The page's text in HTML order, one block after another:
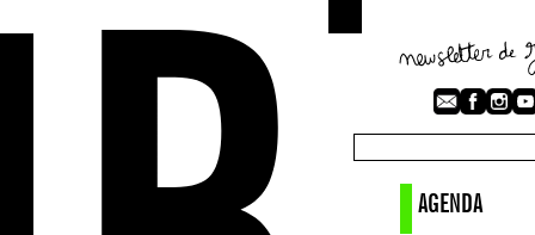
AGENDA